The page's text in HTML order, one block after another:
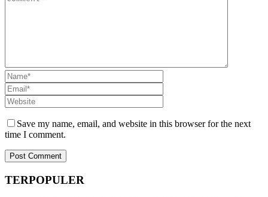
Save my name, email, and website in this browser for the next
time I comment.
TERPOPULER